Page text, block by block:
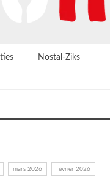
Nostal-Ziks
mars 2026 février 2026